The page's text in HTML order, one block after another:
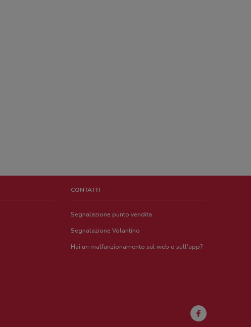
CONTATTI
Segnalazione punto vendita
Segnalazione Volantino
Hai un malfunzionamento sul web o sull'app?